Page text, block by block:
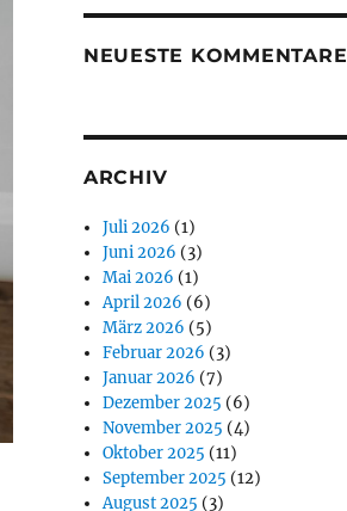
NEUESTE KOMMENTARE
ARCHIV
Juli 2026 (1)
Juni 2026 (3)
Mai 2026 (1)
April 2026 (6)
März 2026 (5)
Februar 2026 (3)
Januar 2026 (7)
Dezember 2025 (6)
November 2025 (4)
Oktober 2025 (11)
September 2025 (12)
August 2025 (3)